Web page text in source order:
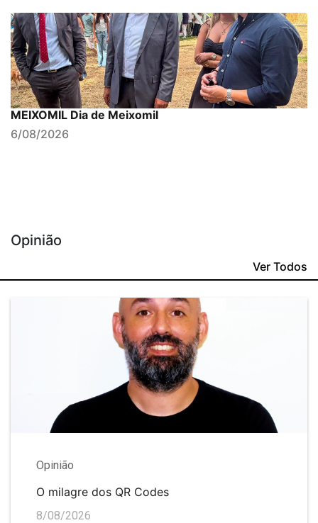
MEIXOMIL Dia de Meixomil
6/08/2026
Opinião
Ver Todos
Opinião
O milagre dos QR Codes
8/08/2026